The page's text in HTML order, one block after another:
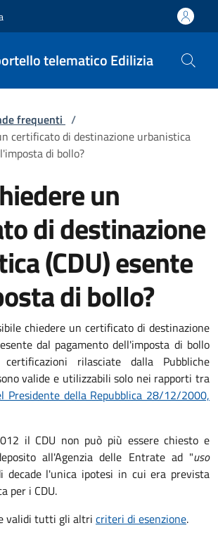
telematico Edilizia
pane
frequenti /
certificato di destinazione urbanistica
di bollo?
un
di destinazione
(CDU) esente
di bollo?
chiedere un certificato di destinazione
dal pagamento dell'imposta di bollo
rilasciate dalla Pubbliche
valide e utilizzabili solo nei rapporti tra
Presidente della Repubblica 28/12/2000,
il CDU non può più essere chiesto e
all'Agenzia delle Entrate ad "uso
decade l'unica ipotesi in cui era prevista
per i CDU.
validi tutti gli altri criteri di esenzione.